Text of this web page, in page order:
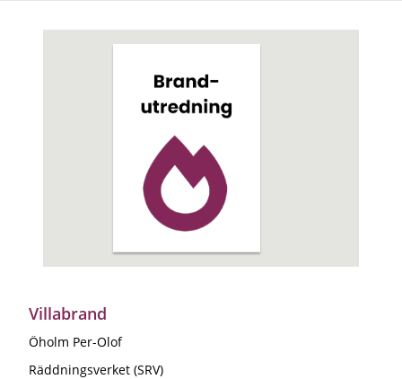
Villabrand
Öholm Per-Olof
Räddningsverket (SRV)